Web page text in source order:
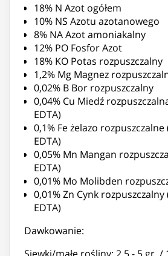
18% N Azot ogółem
10% NS Azotu azotanowego
8% NA Azot amoniakalny
12% PO Fosfor Azot
18% KO Potas rozpuszczalny
1,2% Mg Magnez
0,02% B Bor rozpuszczalny
0,04% Cu Miedź
EDTA)
0,1% Fe żelazo
EDTA)
0,05% Mn Mangan
EDTA)
0,01% Mo Molibden
0,01% Zn Cynk
EDTA)
Dawkowanie: